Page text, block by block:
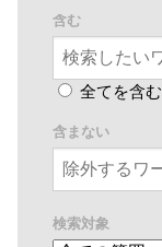
含む
全てを含む
含まない
検索対象